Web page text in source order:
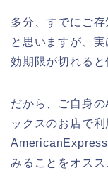
多分、すでにご
と思いますが、
効期限が切れる
だから、ご自身
ックスのお店で利
みることをオスス